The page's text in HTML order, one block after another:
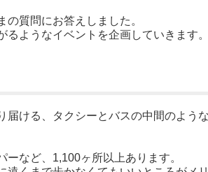
質問にお答えしました。
ようなイベントを企画していきます。
届ける、タクシーとバスの中間のような
など、1,100ヶ所以上あります。